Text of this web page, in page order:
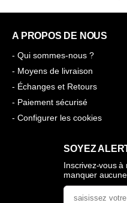
A PROPOS DE NOUS
- Qui sommes-nous ?
- Moyens de livraison
- Échanges et Retours
- Paiement sécurisé
- Configurer les cookies
SOYEZ
Inscrivez-vous à
manquer